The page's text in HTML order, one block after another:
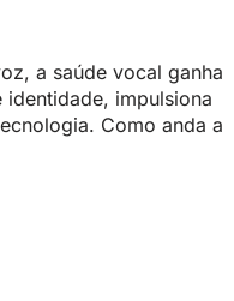
a saúde vocal ganha
impulsiona
Como anda a